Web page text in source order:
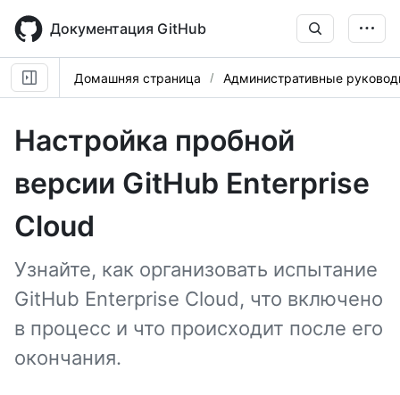
main
content
Документация GitHub
Домашняя страница Административные
Настройка пробной
версии GitHub Enterprise
Cloud
Узнайте, как организовать испытание
GitHub Enterprise Cloud, что включено
в процесс и что происходит после его
окончания.